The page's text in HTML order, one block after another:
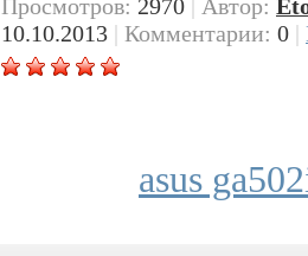
Просмотров: 2970 | Автор:
10.10.2013 | Комментарии: 0 |
asus